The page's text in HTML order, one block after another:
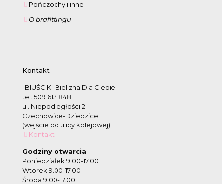
Pończochy i inne
O brafittingu
Kontakt
"BIUŚCIK" Bielizna Dla Ciebie
tel. 509 613 848
ul. Niepodległości 2
Czechowice-Dziedzice
(wejście od ulicy kolejowej)
Kontakt
Godziny otwarcia
Poniedziałek 9.00-17.00
Wtorek 9.00-17.00
Środa 9.00-17.00